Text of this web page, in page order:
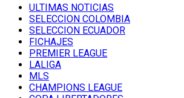
ULTIMAS NOTICIAS
SELECCION COLOMBIA
SELECCION ECUADOR
FICHAJES
PREMIER LEAGUE
LALIGA
MLS
CHAMPIONS LEAGUE